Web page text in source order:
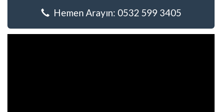
Hemen Arayın: 0532 599 3405